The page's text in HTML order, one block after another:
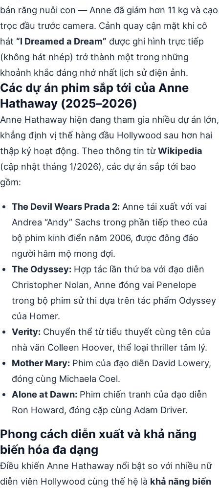
bán răng nuôi con — Anne đã giảm hơn 11 kg và cạo
trọc đầu trước camera. Cảnh quay cận mặt khi cô
hát “I Dreamed a Dream” được ghi hình trực tiếp
(không hát nhép) trở thành một trong những
khoảnh khắc đáng nhớ nhất lịch sử điện ảnh.
Các dự án phim sắp tới của Anne
Hathaway (2025–2026)
Anne Hathaway hiện đang tham gia nhiều dự án lớn,
khẳng định vị thế hàng đầu Hollywood sau hơn hai
thập kỷ hoạt động. Theo thông tin từWikipedia
(cập nhật tháng 1/2026), các dự án sắp tới bao
gồm:
The Devil Wears Prada 2: Anne tái xuất với vai
Andrea “Andy” Sachs trong phần tiếp theo của
bộ phim kinh điển năm 2006, được đông đảo
người hâm mộ mong đợi.
The Odyssey: Hợp tác lần thứ ba với đạo diễn
Christopher Nolan, Anne đóng vai Penelope
trong bộ phim sử thi dựa trên tác phẩm Odyssey
của Homer.
Verity: Chuyển thể từ tiểu thuyết cùng tên của
nhà văn Colleen Hoover, thể loại thriller tâm lý.
Mother Mary: Phim của đạo diễn David Lowery,
đóng cùng Michaela Coel.
Alone at Dawn: Phim chiến tranh của đạo diễn
Ron Howard, đóng cặp cùng Adam Driver.
Phong cách diễn xuất và khả năng
biến hóa đa dạng
Điều khiến Anne Hathaway nổi bật so với nhiều nữ
diễn viên Hollywood cùng thế hệ là khả năng biến